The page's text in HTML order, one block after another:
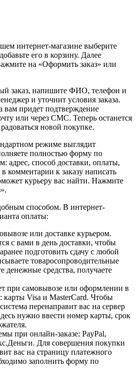
интернет-магазине выберите
его в корзину. Далее
на «Оформить заказ» или
заказ, напишите ФИО, телефон и
и уточнит условия заказа.
вам придет подтверждение
или через СМС. Теперь останется
новой покупке.
режиме выглядит
полностью форму по
адрес, способ доставки, оплаты,
комментарии к заказу написать
курьеру вас найти. Нажмите
способом. В интернет-
оплаты:
или доставке курьером.
с вами в день доставки, чтобы
подготовить сдачу с любой
товаросопроводительные
денежные средства, получаете
при самовывозе или оформлении в
карты Visa и MasterCard. Чтобы
перенаправит вас на сервер
нужно ввести номер карты, срок
при онлайн-заказе: PayPal,
Для совершения покупки
вас на страницу платежного
заполнить форму по